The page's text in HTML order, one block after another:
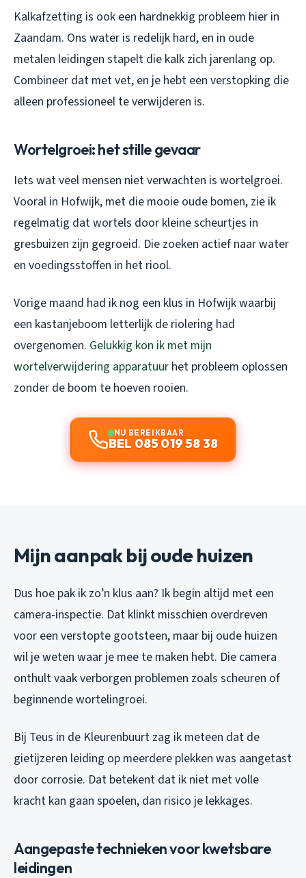
Kalkafzetting is ook een hardnekkig probleem hier in
Zaandam. Ons water is redelijk hard, en in oude
metalen leidingen stapelt die kalk zich jarenlang op.
Combineer dat met vet, en je hebt een verstopking die
alleen professioneel te verwijderen is.
Wortelgroei: het stille gevaar
Iets wat veel mensen niet verwachten is wortelgroei.
Vooral in Hofwijk, met die mooie oude bomen, zie ik
regelmatig dat wortels door kleine scheurtjes in
gresbuizen zijn gegroeid. Die zoeken actief naar water
en voedingsstoffen in het riool.
Vorige maand had ik nog een klus in Hofwijk waarbij
een kastanjeboom letterlijk de riolering had
overgenomen. Gelukkig kon ik met mijn
wortelverwijdering apparatuur het probleem oplossen
zonder de boom te hoeven rooien.
NU BEREIKBAAR
BEL 085 019 58 38
Mijn aanpak bij oude huizen
Dus hoe pak ik zo’n klus aan? Ik begin altijd met een
camera-inspectie. Dat klinkt misschien overdreven
voor een verstopte gootsteen, maar bij oude huizen
wil je weten waar je mee te maken hebt. Die camera
onthult vaak verborgen problemen zoals scheuren of
beginnende wortelingroei.
Bij Teus in de Kleurenbuurt zag ik meteen dat de
gietijzeren leiding op meerdere plekken was aangetast
door corrosie. Dat betekent dat ik niet met volle
kracht kan gaan spoelen, dan risico je lekkages.
Aangepaste technieken voor kwetsbare
leidingen